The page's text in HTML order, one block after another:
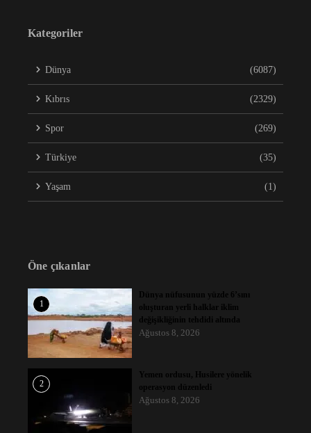
Kategoriler
Dünya (6087)
Kıbrıs (2329)
Spor (269)
Türkiye (35)
Yaşam (1)
Öne çıkanlar
1
Dünya nüfusunun yüzde 6’sını
oluşturan yerli halklar iklim
değişikliğinin tehdidi altında
Ağustos 8, 2026
2
Yemen ordusu, Husilere yönelik
operasyon düzenledi
Ağustos 8, 2026